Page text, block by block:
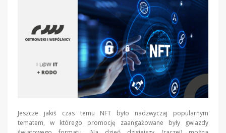
Jeszcze jakiś czas temu NFT było nadzwyczaj popularnym
tematem, w którego promocję zaangażowane były gwiazdy